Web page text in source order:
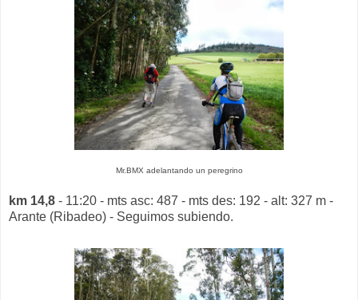
Mr.BMX adelantando un peregrino
km 14,8 - 11:20 - mts asc: 487 - mts des: 192 - alt: 327 m -
Arante (Ribadeo) - Seguimos subiendo.